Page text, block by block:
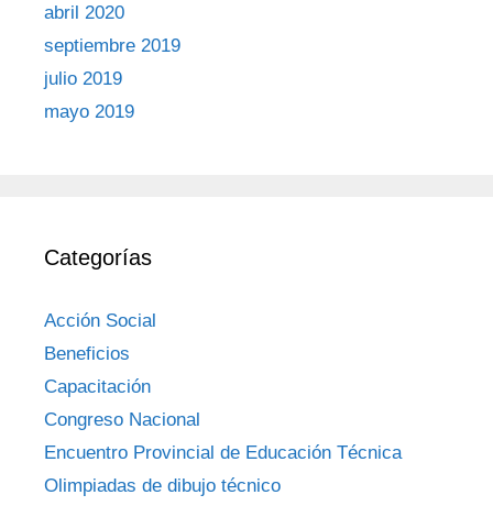
abril 2020
septiembre 2019
julio 2019
mayo 2019
Categorías
Acción Social
Beneficios
Capacitación
Congreso Nacional
Encuentro Provincial de Educación Técnica
Olimpiadas de dibujo técnico